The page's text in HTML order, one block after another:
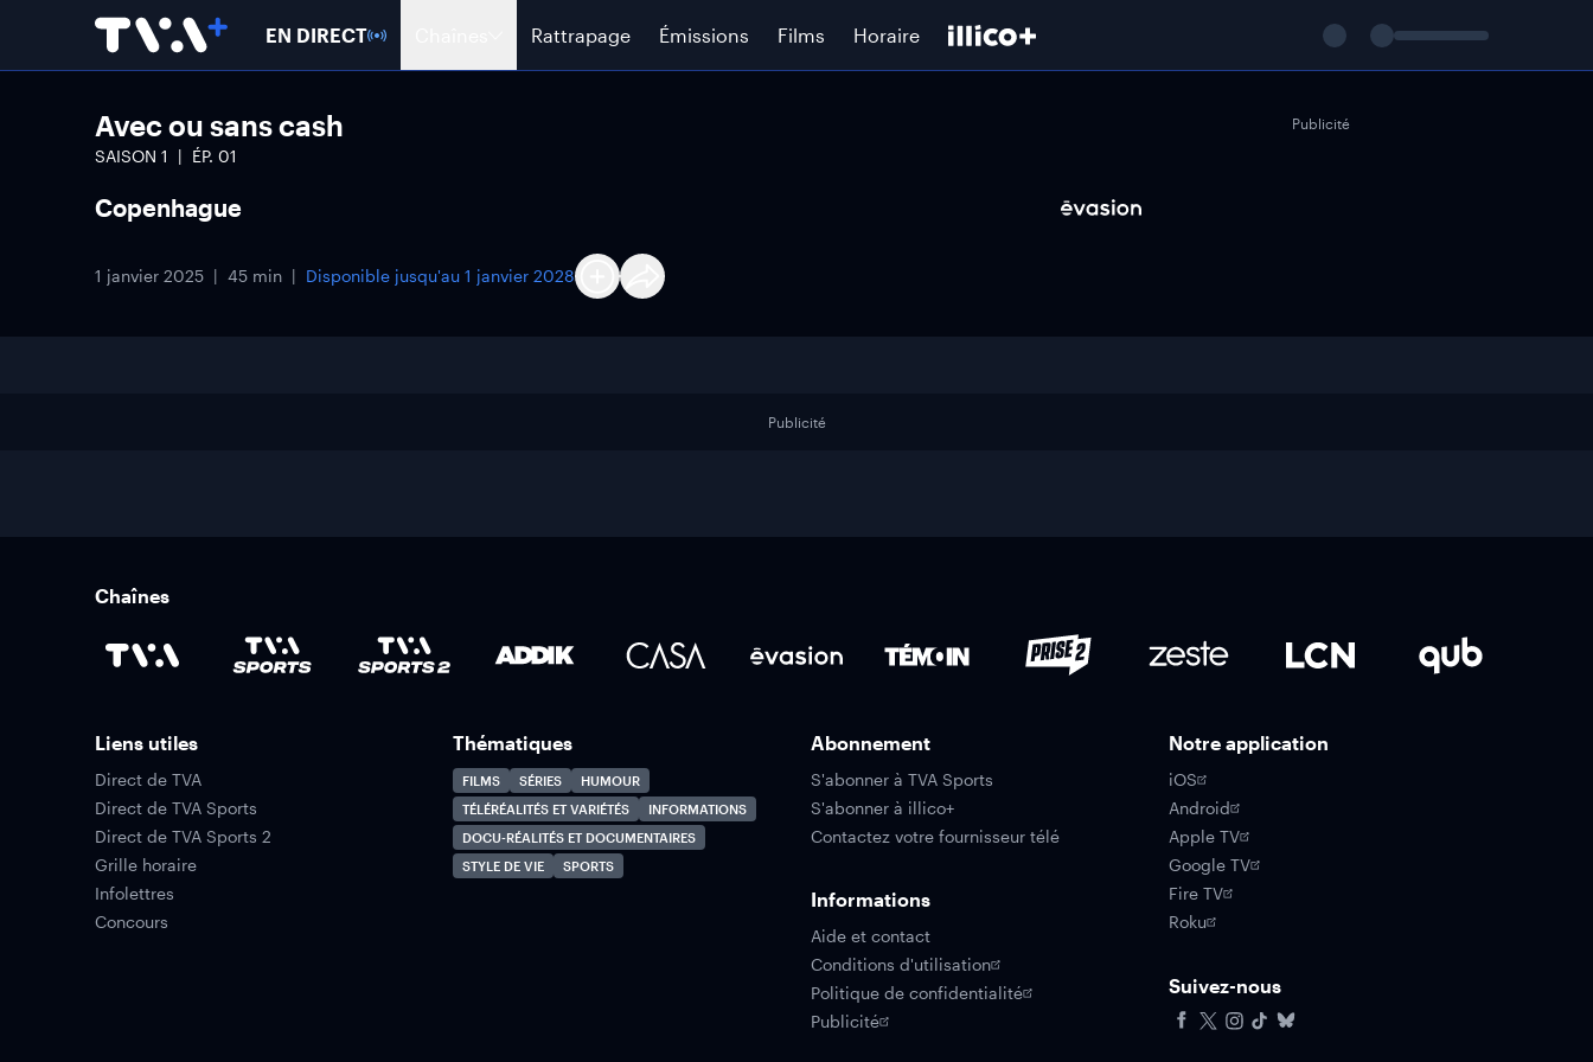
EN DIRECT Rattrapage Émissions Films Horaire
Avec ou sans cash
SAISON 1 ÉP. 01
Copenhague
1 janvier 2025 45 min Disponible jusqu'au 1 janvier 2028
Publicité
Publicité
Chaînes
Liens utiles
Direct de TVA
Direct de TVA Sports
Direct de TVA Sports 2
Grille horaire
Infolettres
Concours
Thématiques
FILMS SÉRIES
HUMOUR
TÉLÉRÉALITÉS ET VARIÉTÉS
INFORMATIONS
DOCU-RÉALITÉS ET DOCUMENTAIRES
STYLE DE VIE
SPORTS
Abonnement
S'abonner à TVA Sports
S'abonner à illico+
Contactez votre fournisseur télé
Informations
Aide et contact
Conditions d'utilisation
Politique de confidentialité
Publicité
Notre application
iOS
Android
Apple TV
Google TV
Fire TV
Roku
Suivez-nous